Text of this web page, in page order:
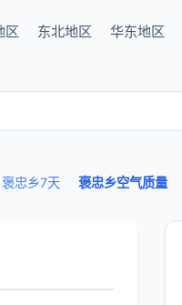
区 东北地区 华东地区
褒忠乡7天 褒忠乡空气质量